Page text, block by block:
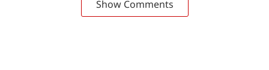
Show Comments